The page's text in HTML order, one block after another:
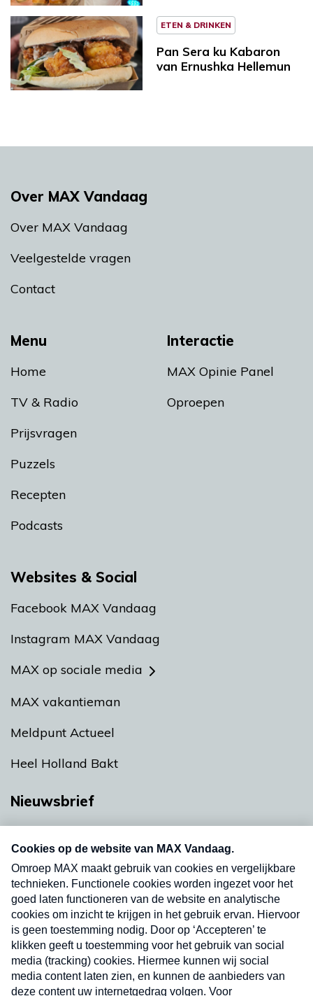
ETEN & DRINKEN
Pan Sera ku Kabaron
van Ernushka Hellemun
Menu
Home
TV & Radio
Prijsvragen
Puzzels
Recepten
Podcasts
Interactie
MAX Opinie Panel
Oproepen
Over MAX Vandaag
Over MAX Vandaag
Veelgestelde vragen
Contact
Websites & Social
Facebook MAX Vandaag
Instagram MAX Vandaag
MAX op sociale media
MAX vakantieman
Meldpunt Actueel
Heel Holland Bakt
Nieuwsbrief
nieuwsbrief. Elke vrijdag- en dinsdagochtend in
uw mailbox.
Verzend